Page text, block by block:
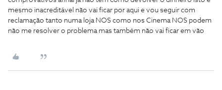
mesmo inacreditável não vai ficar por aqui e vou seguir com
reclamação tanto numa loja NOS como nos Cinema NOS podem
não me resolver o problema mas também não vai ficar em vão